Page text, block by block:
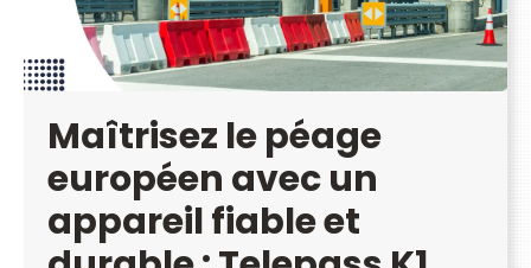
Maîtrisez le péage
européen avec un
appareil fiable et